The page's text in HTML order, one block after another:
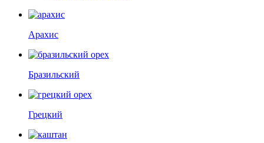
Арахис
Бразильский
Грецкий